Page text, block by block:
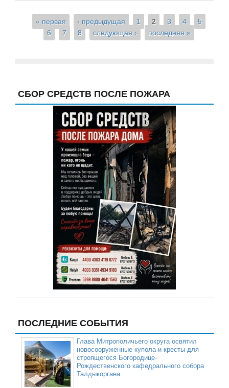
Страницы
« первая ‹ предыдущая 1 2 3 4
5
6
7 8 следующая › последняя »
СБОР СРЕДСТВ ПОСЛЕ ПОЖАРА
ПОСЛЕДНИЕ СОБЫТИЯ
Глава Митрополичьего округа освятил
новосооруженные купола и кресты для
строящегося Богородице-
Рождественского кафедрального собора
Талдыкоргана